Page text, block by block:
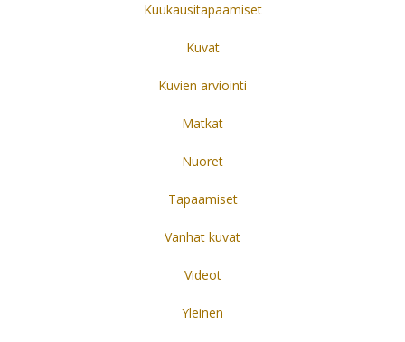
Kuukausitapaamiset
Kuvat
Kuvien arviointi
Matkat
Nuoret
Tapaamiset
Vanhat kuvat
Videot
Yleinen